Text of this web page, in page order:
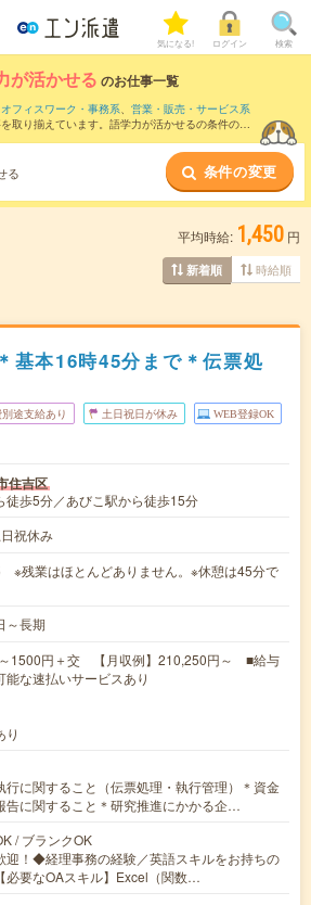
気になる! ログイン 検索
が活かせる のお仕事一覧
オフィスワーク・事務系、 営業・販売・サービス系
取り揃えています。語学力が活かせるの条件の他
る 条件の変更
平均時給: 1,450 円
新着順 時給順
基本16時45分まで＊伝票処
途支給あり 土日祝日が休み WEB登録OK
住吉区
徒歩5分／あびこ駅から徒歩15分
祝休み
※残業はほとんどありません。※休憩は45分で
～長期
1500円＋交 【月収例】210,250円～ ■給与
能な速払いサービスあり
り
行に関すること（伝票処理・執行管理）＊資金
告に関すること＊研究推進にかかる企…
/ ブランクOK
！◆経理事務の経験／英語スキルをお持ちの
要なOAスキル】Excel（関数…